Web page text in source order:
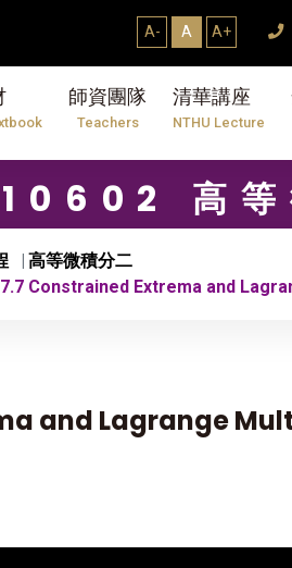
A- A A+
師資團隊
Teachers
清華講座
NTHU Lecture
10602 高等
高等微積分二
Constrained Extrema and
and Lagrange